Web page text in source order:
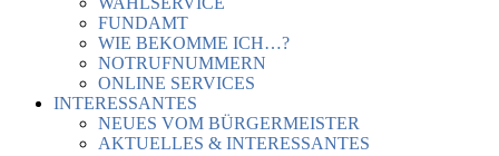
FUNDAMT
WIE BEKOMME ICH…?
NOTRUFNUMMERN
ONLINE SERVICES
INTERESSANTES
NEUES VOM BÜRGERMEISTER
AKTUELLES & INTERESSANTES